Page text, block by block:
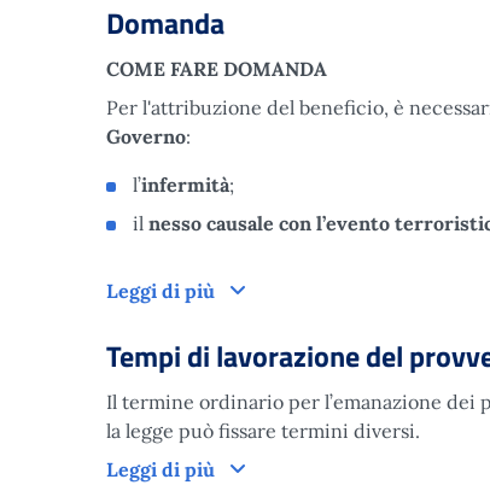
Domanda
COME FARE DOMANDA
Per l'attribuzione del beneficio, è
Governo:
l’infermità;
il nesso causale con l’evento
Leggi di più Domanda
Tempi di lavorazione del
Il termine ordinario per l’emanazione dei
la legge può fissare termini diversi.
Leggi di più
Tempi di lavorazione del